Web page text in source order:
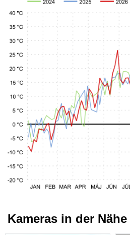
Kameras in der Nähe